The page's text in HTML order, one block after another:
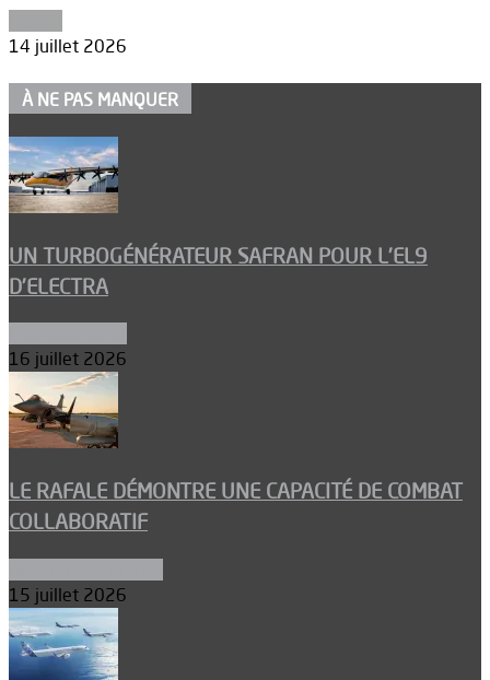
14 juillet 2026
À NE PAS MANQUER
UN TURBOGÉNÉRATEUR SAFRAN POUR L’EL9
D’ELECTRA
16 juillet 2026
LE RAFALE DÉMONTRE UNE CAPACITÉ DE COMBAT
COLLABORATIF
15 juillet 2026